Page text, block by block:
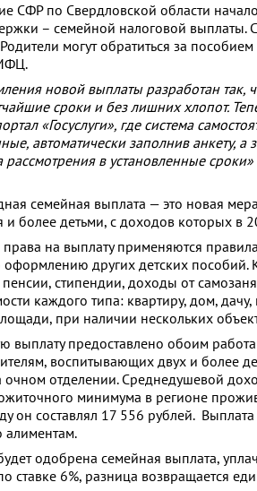
СФР по Свердловской области
– семейной налоговой выплаты.
могут обратиться за пособием
новой выплаты разработан так,
сроки и без лишних хлопот.
«Госуслуги», где система
автоматически заполнив анкету, а
рассмотрения в установленные сроки»
семейная выплата — это новая
и более детьми, с доходов которых
на выплату применяются
других детских пособий.
пенсии, стипендии, доходы от
каждого типа: квартиру, дом,
при наличии нескольких
выплату предоставлено обоим
воспитывающих двух и более
очном отделении. Среднедушевой
минимума в регионе
он составлял 17 556 рублей. Выплата
алиментам.
одобрена семейная выплата,
ставке 6%, разница возвращается